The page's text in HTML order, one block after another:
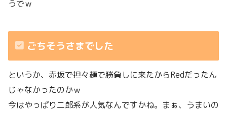
うでｗ
ごちそうさまでした
というか、赤坂で担々麺で勝負しに来たからRedだったん
じゃなかったのかｗ
今はやっぱり二郎系が人気なんですかね。まぁ、うまいの